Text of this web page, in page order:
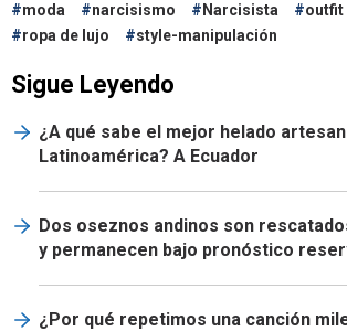
moda narcisismo Narcisista outfit
ropa de lujo
style-manipulación
Sigue Leyendo
¿A qué sabe el mejor helado
Latinoamérica? A Ecuador
Dos oseznos andinos son
y permanecen bajo pronóstico
¿Por qué repetimos una canción